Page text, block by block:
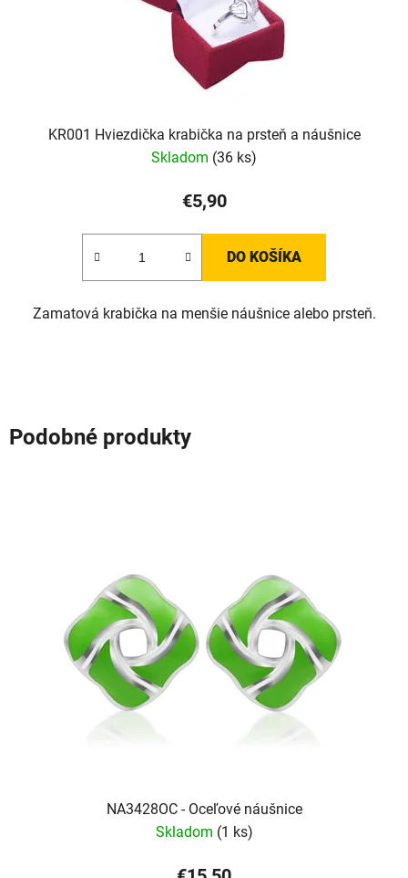
KR001 Hviezdička krabička na prsteň a náušnice
Skladom (36 ks)
€5,90
DO KOŠÍKA
Zamatová krabička na menšie náušnice alebo prsteň.
Podobné produkty
NA3428OC - Oceľové náušnice
Skladom (1 ks)